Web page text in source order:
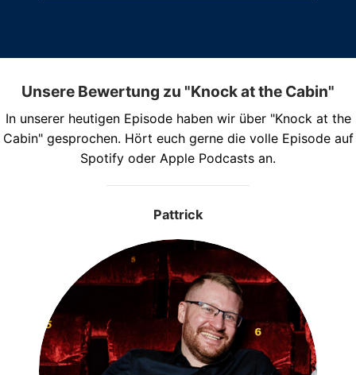
Unsere Bewertung zu "Knock at the Cabin"
In unserer heutigen Episode haben wir über "Knock at the
Cabin" gesprochen. Hört euch gerne die volle Episode auf
Spotify oder Apple Podcasts an.
Pattrick